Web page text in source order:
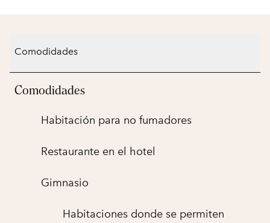
Comodidades
Comodidades
Habitación para no fumadores
Restaurante en el hotel
Gimnasio
Habitaciones donde se permiten